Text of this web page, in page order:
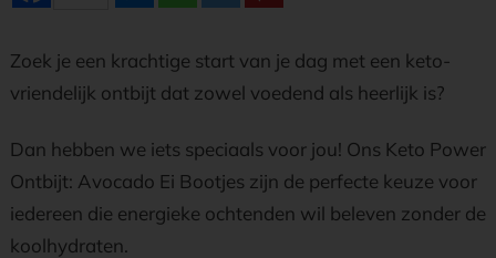
Zoek je een krachtige start van je dag met een keto-
vriendelijk ontbijt dat zowel voedend als heerlijk is?
Dan hebben we iets speciaals voor jou! Ons Keto Power
Ontbijt: Avocado Ei Bootjes zijn de perfecte keuze voor
iedereen die energieke ochtenden wil beleven zonder de
koolhydraten.